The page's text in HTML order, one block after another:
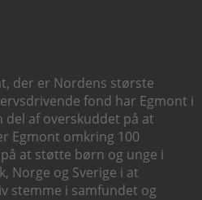
der er Nordens største
fond har Egmont i
del af overskuddet på at
Egmont omkring 100
at støtte børn og unge i
Norge og Sverige i at
stemme i samfundet og